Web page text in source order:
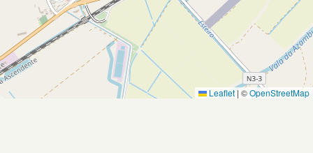
Leaflet | ©OpenStreetMap